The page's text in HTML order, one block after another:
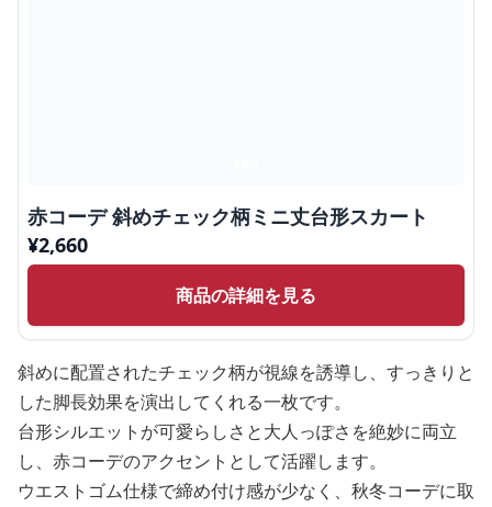
赤コーデ 斜めチェック柄ミニ丈台形スカート
¥2,660
商品の詳細を見る
斜めに配置されたチェック柄が視線を誘導し、すっきりと
した脚長効果を演出してくれる一枚です。
台形シルエットが可愛らしさと大人っぽさを絶妙に両立
し、赤コーデのアクセントとして活躍します。
ウエストゴム仕様で締め付け感が少なく、秋冬コーデに取